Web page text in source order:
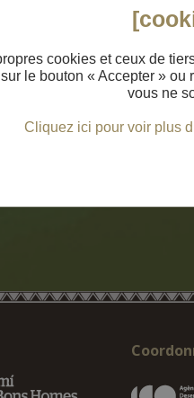
cookies et ceux de
le bouton « Accepter »
vous ne
Cliquez ici pour voir plus